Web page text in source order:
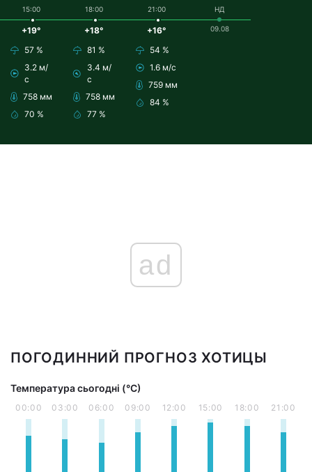
15:00
+19°
57 %
3.2 м/
с
758 мм
70 %
18:00
+18°
81 %
3.4 м/
с
758 мм
77 %
21:00
+16°
54 %
1.6 м/с
759 мм
84 %
НД
09.08
ad
ПОГОДИННИЙ ПРОГНОЗ ХОТИЦЫ
Температура сьогодні (°С)
00:00 03:00 06:00 09:00 12:00 15:00 18:00 21:00